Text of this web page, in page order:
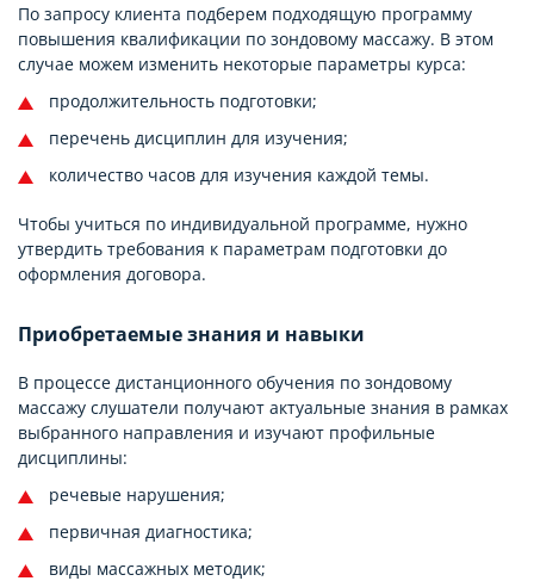
По запросу клиента подберем подходящую программу
повышения квалификации по зондовому массажу. В этом
случае можем изменить некоторые параметры курса:
продолжительность подготовки;
перечень дисциплин для изучения;
количество часов для изучения каждой темы.
Чтобы учиться по индивидуальной программе, нужно
утвердить требования к параметрам подготовки до
оформления договора.
Приобретаемые знания и навыки
В процессе дистанционного обучения по зондовому
массажу слушатели получают актуальные знания в рамках
выбранного направления и изучают профильные
дисциплины:
речевые нарушения;
первичная диагностика;
виды массажных методик;